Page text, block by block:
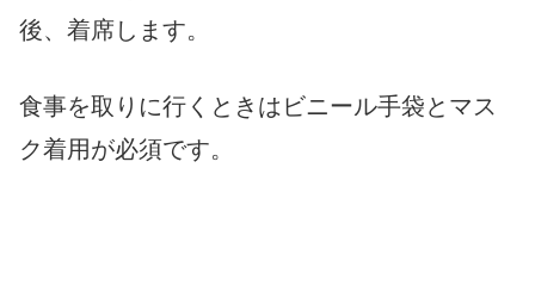
後、着席します。
食事を取りに行くときはビニール手袋とマス
ク着用が必須です。